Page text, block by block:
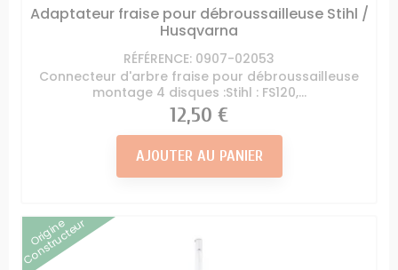
Adaptateur fraise pour débroussailleuse Stihl /
Husqvarna
RÉFÉRENCE: 0907-02053
Connecteur d'arbre fraise pour débroussailleuse
montage 4 disques :Stihl : FS120,...
Prix
12,50 €
AJOUTER AU PANIER
Origine
Constructeur